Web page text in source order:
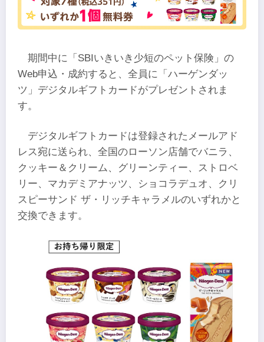
期間中に「SBIいきいき少短のペット保険」の
Web申込・成約すると、全員に「ハーゲンダッ
ツ」デジタルギフトカードがプレゼントされま
す。
デジタルギフトカードは登録されたメールアド
レス宛に送られ、全国のローソン店舗でバニラ、
クッキー＆クリーム、グリーンティー、ストロベ
リー、マカデミアナッツ、ショコラデュオ、クリ
スピーサンド ザ・リッチキャラメルのいずれかと
交換できます。